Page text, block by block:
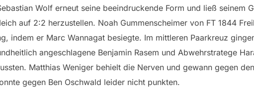
Wolf erneut seine beeindruckende Form und ließ seinem
auf 2:2 herzustellen. Noah Gummenscheimer von FT 1844
indem er Marc Wannagat besiegte. Im mittleren Paarkreuz
angeschlagene Benjamin Rasem und Abwehrstratege
Matthias Weniger behielt die Nerven und gewann gegen
gegen Ben Oschwald leider nicht punkten.